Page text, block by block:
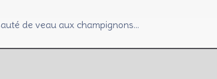
de veau aux champignons…